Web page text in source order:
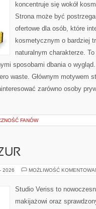
koncentruje się wokół
Strona może być
ofertowe dla osób, które
kosmetycznym o bardziej
naturalnym charakterze.
sposobami dbania o
waste. Głównym motywem
zarówno osoby
FANÓW
2026 MOŻLIWOŚĆ
Studio Veriss to
makijażowi oraz